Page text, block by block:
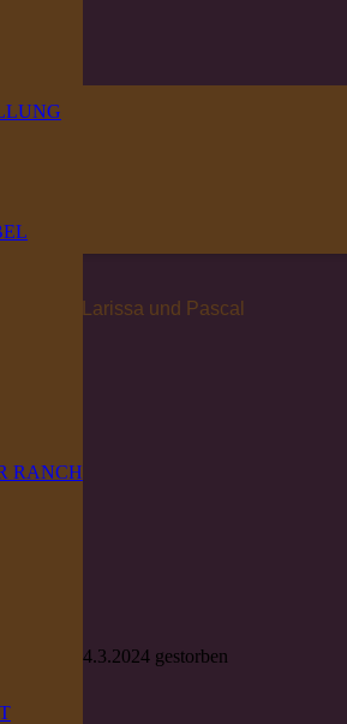
RANCH
Kinder Larissa und Pascal
2003
am 24.3.2024 gestorben